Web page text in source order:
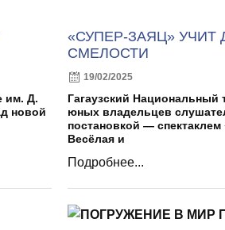
им. Д.
новой
«СУПЕР-ЗАЯЦ» УЧИТ
СМЕЛОСТИ
19/02/2025
Гагаузский Национальный
юных владельцев
постановкой — спектаклем
Весёлая и
Подробнее...